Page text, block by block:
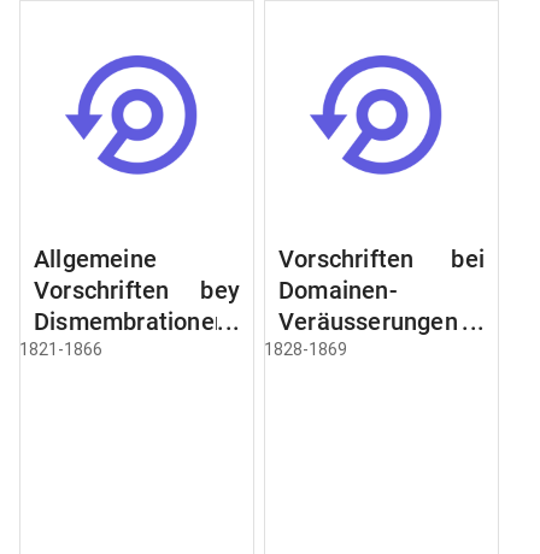
Allgemeine
Vorschriften bey
Dismembrationen
Domainen-
1821-1866
Vorschriften bei
Domainen-
Veräusserungen
und
1828-1869